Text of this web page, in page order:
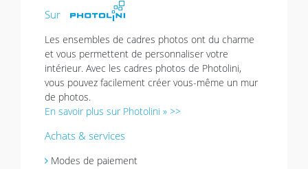
Sur
Les ensembles de cadres photos ont du charme
et vous permettent de personnaliser votre
intérieur. Avec les cadres photos de Photolini,
vous pouvez facilement créer vous-même un mur
de photos.
En savoir plus sur Photolini » >>
Achats & services
Modes de paiement